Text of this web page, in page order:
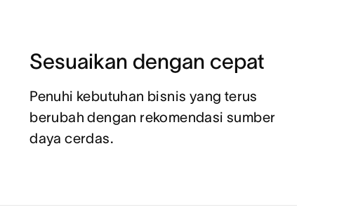
Sesuaikan dengan cepat
Penuhi kebutuhan bisnis yang terus
berubah dengan rekomendasi sumber
daya cerdas.